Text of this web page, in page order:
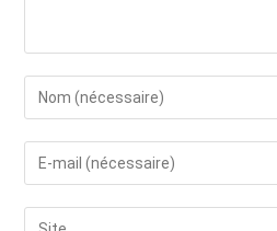
Enter
your
name
Enter
your
email
Saisir